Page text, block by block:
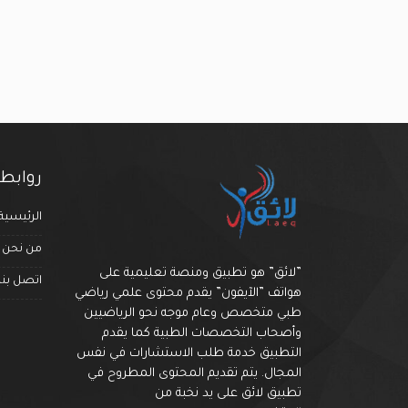
”لائق” هو تطبيق ومنصة تعليمية على
هواتف ”الآيفون” يقدم محتوى علمي رياضي
طبي متخصص وعام موجه نحو الرياضيين
وأصحاب التخصصات الطبية كما يقدم
التطبيق خدمة طلب الاستشارات في نفس
المجال. يتم تقديم المحتوى المطروح في
تطبيق لائق على يد نخبة من
من نحن
اتصل